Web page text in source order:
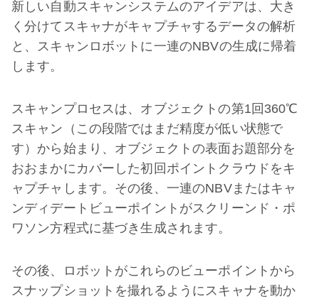
新しい自動スキャンシステムのアイデアは、大き
く分けてスキャナがキャプチャするデータの解析
と、スキャンロボットに一連のNBVの生成に帰着
します。
スキャンプロセスは、オブジェクトの第1回360℃
スキャン（この段階ではまだ精度が低い状態で
す）から始まり、オブジェクトの表面お題部分を
おおまかにカバーした初回ポイントクラウドをキ
ャプチャします。その後、一連のNBVまたはキャ
ンディデートビューポイントがスクリーンド・ポ
ワソン方程式に基づき生成されます。
その後、ロボットがこれらのビューポイントから
スナップショットを撮れるようにスキャナを動か